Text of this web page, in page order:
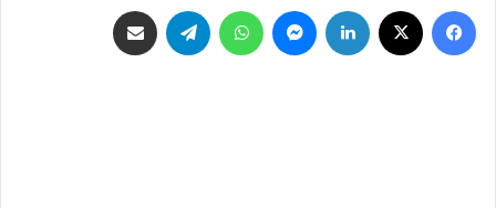
فيسبوك لينكدإن ماسنجر واتساب تيلقرام